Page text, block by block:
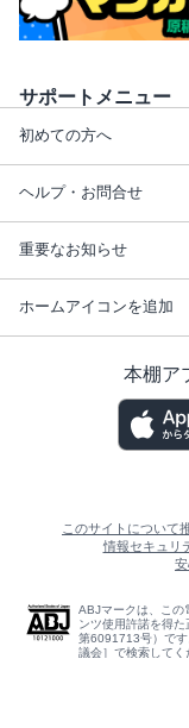
サポートメニュー
初めての方へ
ヘルプ・お問合せ
重要なお知らせ
ホームアイコンを追加
本棚ア
このサイトについて
情報セキュリ
ABJマークは、この
ンツ使用許諾を得
第6091713号）で
議会］で検索してく